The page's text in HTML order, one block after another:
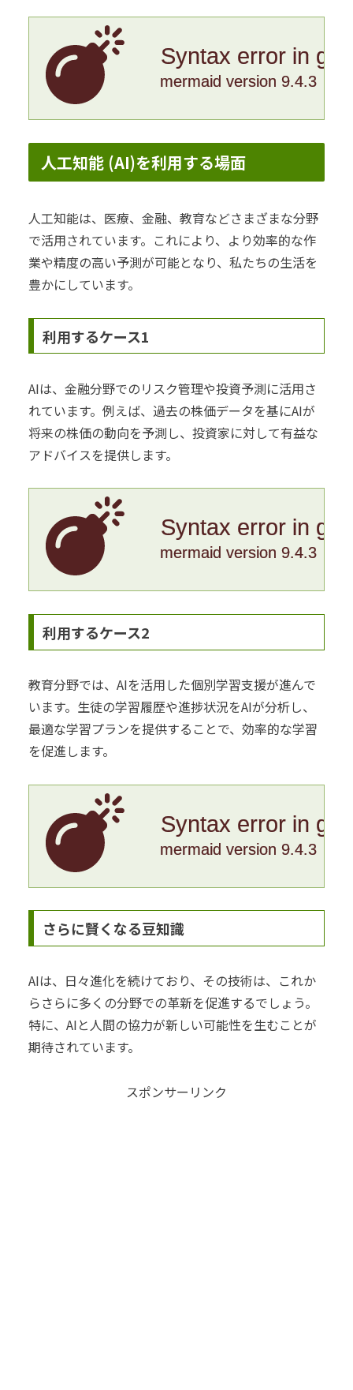
Syntax error in
mermaid version 9.4.3
人工知能 (AI)を利用する場面
人工知能は、医療、金融、教育などさまざまな分野
で活用されています。これにより、より効率的な作
業や精度の高い予測が可能となり、私たちの生活を
豊かにしています。
利用するケース1
AIは、金融分野でのリスク管理や投資予測に活用さ
れています。例えば、過去の株価データを基にAIが
将来の株価の動向を予測し、投資家に対して有益な
アドバイスを提供します。
Syntax error in
mermaid version 9.4.3
利用するケース2
教育分野では、AIを活用した個別学習支援が進んで
います。生徒の学習履歴や進捗状況をAIが分析し、
最適な学習プランを提供することで、効率的な学習
を促進します。
Syntax error in
mermaid version 9.4.3
さらに賢くなる豆知識
AIは、日々進化を続けており、その技術は、これか
らさらに多くの分野での革新を促進するでしょう。
特に、AIと人間の協力が新しい可能性を生むことが
期待されています。
スポンサーリンク